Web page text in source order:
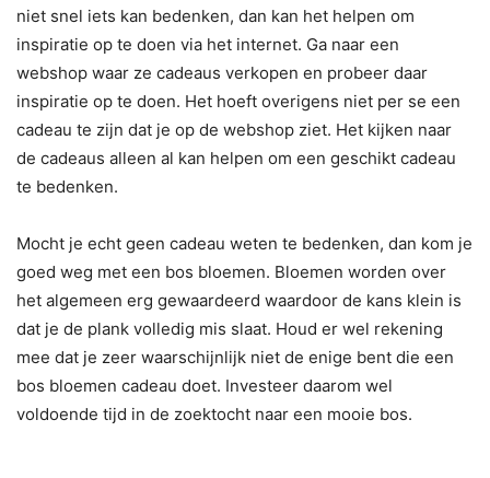
niet snel iets kan bedenken, dan kan het helpen om
inspiratie op te doen via het internet. Ga naar een
webshop waar ze cadeaus verkopen en probeer daar
inspiratie op te doen. Het hoeft overigens niet per se een
cadeau te zijn dat je op de webshop ziet. Het kijken naar
de cadeaus alleen al kan helpen om een geschikt cadeau
te bedenken.
Mocht je echt geen cadeau weten te bedenken, dan kom je
goed weg met een bos bloemen. Bloemen worden over
het algemeen erg gewaardeerd waardoor de kans klein is
dat je de plank volledig mis slaat. Houd er wel rekening
mee dat je zeer waarschijnlijk niet de enige bent die een
bos bloemen cadeau doet. Investeer daarom wel
voldoende tijd in de zoektocht naar een mooie bos.